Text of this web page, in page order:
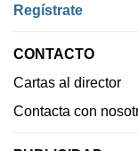
Regístrate
CONTACTO
Cartas al director
Contacta con